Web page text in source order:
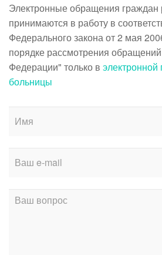
Электронные обращения граждан
принимаются в работу в
Федерального закона от 2 мая
порядке рассмотрения
Федерации" только в
больницы